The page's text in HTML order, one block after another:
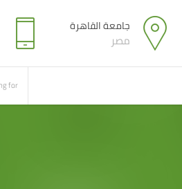
جامعة القاهرة
مصر